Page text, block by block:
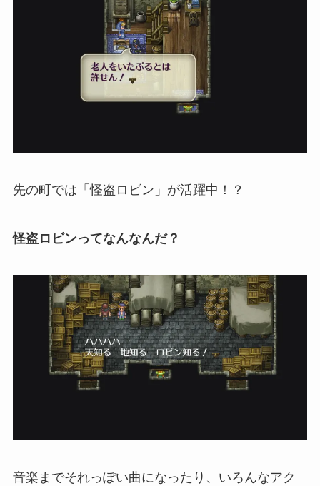
先の町では「怪盗ロビン」が活躍中！？
怪盗ロビンってなんなんだ？
音楽までそれっぽい曲になったり、いろんなアク